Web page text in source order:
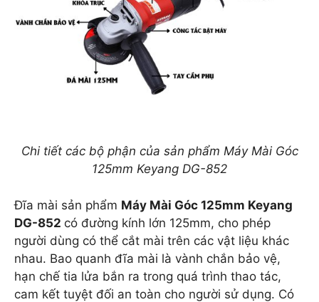
Chi tiết các bộ phận của sản phẩm Máy Mài Góc
125mm Keyang DG-852
Đĩa mài sản phẩm Máy Mài Góc 125mm Keyang
DG-852 có đường kính lớn 125mm, cho phép
người dùng có thể cắt mài trên các vật liệu khác
nhau. Bao quanh đĩa mài là vành chắn bảo vệ,
hạn chế tia lửa bắn ra trong quá trình thao tác,
cam kết tuyệt đối an toàn cho người sử dụng. Có